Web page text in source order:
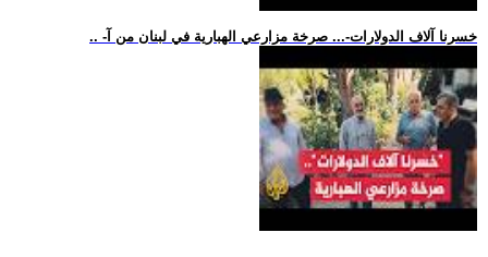
.. -خسرنا آلاف الدولارات-... صرخة مزارعي الهبارية في لبنان من آ